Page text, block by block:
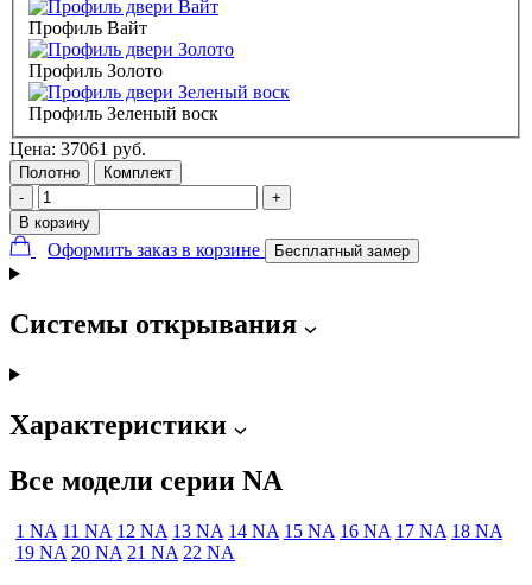
Профиль Вайт
Профиль Золото
Профиль Зеленый воск
Цена: 37061 руб.
Полотно
Комплект
-
+
В корзину
Оформить заказ в корзине Бесплатный замер
Системы открывания
Характеристики
Все модели серии NA
1 NA 11 NA 12 NA 13 NA 14 NA 15 NA 16 NA 17 NA 18 NA
19 NA 20 NA 21 NA 22 NA